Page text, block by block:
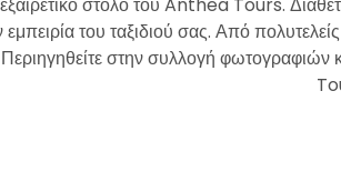
του ταξιδιού σας. Από
Περιηγηθείτε στην συλλογή φωτογραφιών